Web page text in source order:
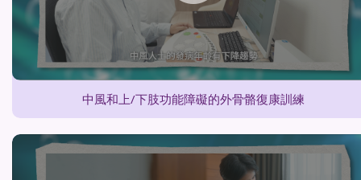
中風和上/下肢功能障礙的外骨骼復康訓練